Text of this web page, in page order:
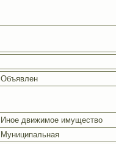
Объявлен
Иное движимое имущество
Муниципальная